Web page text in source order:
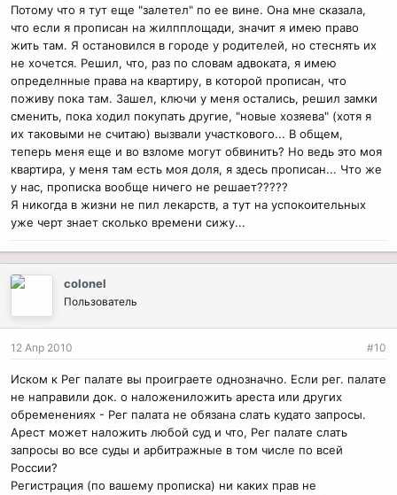
Потому что я тут еще "залетел" по ее вине. Она мне сказала,
что если я прописан на жилпплощади, значит я имею право
жить там. Я остановился в городе у родителей, но стеснять их
не хочется. Решил, что, раз по словам адвоката, я имею
определнные права на квартиру, в которой прописан, что
поживу пока там. Зашел, ключи у меня остались, решил замки
сменить, пока ходил покупать другие, "новые хозяева" (хотя я
их таковыми не считаю) вызвали участкового... В общем,
теперь меня еще и во взломе могут обвинить? Но ведь это моя
квартира, у меня там есть моя доля, я здесь прописан... Что же
у нас, прописка вообще ничего не решает?????
Я никогда в жизни не пил лекарств, а тут на успокоительных
уже черт знает сколько времени сижу...
colonel
Пользователь
12 Апр 2010 #10
Иском к Рег палате вы проиграете однозначно. Если рег. палате
не направили док. о наложениложить ареста или других
обременениях - Рег палата не обязана слать кудато запросы.
Арест может наложить любой суд и что, Рег палате слать
запросы во все суды и арбитражные в том числе по всей
России?
Регистрация (по вашему прописка) ни каких прав не